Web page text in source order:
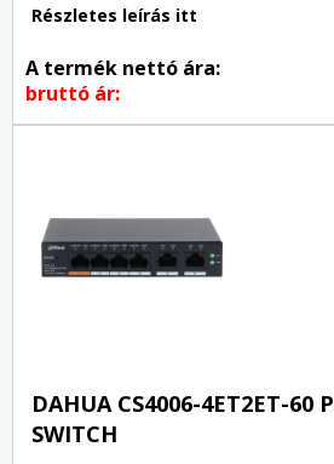
Részletes leírás itt
A termék nettó ára:
bruttó ár:
DAHUA CS4006-4ET2ET-60
SWITCH